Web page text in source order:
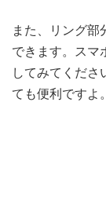
また、リング部
できます。スマ
してみてくださ
ても便利ですよ。